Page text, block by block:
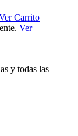
Carrito
Ver
y todas las